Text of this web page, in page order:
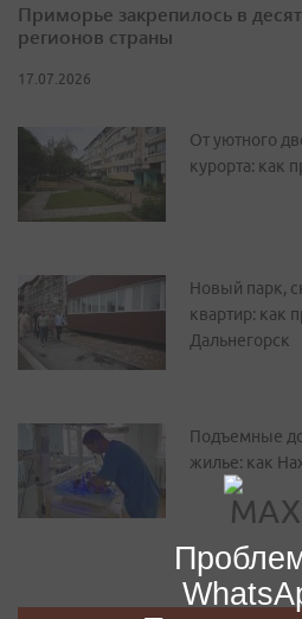
Приморье закрепилось в
регионов страны
17.07.2026
От уютного
курорта: как
Новый парк,
квартир: как
Дальнегорск
Подъемные
жилье: как